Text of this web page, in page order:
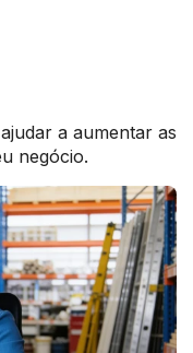
a aumentar as
negócio.